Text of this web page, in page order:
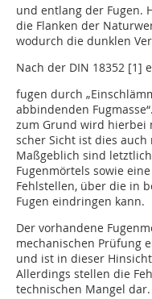
und entlang der Fugen.
die Flanken der
wodurch die dunklen
Nach der DIN 18352 [1]
fugen durch
abbindenden
zum Grund wird hierbei
scher Sicht ist dies
Maßgeblich sind
Fugenmörtels sowie
Fehlstellen, über die in
Fugen eindringen kann.
Der vorhandene
mechanischen Prüfung
und ist in dieser
Allerdings stellen die
technischen Mangel